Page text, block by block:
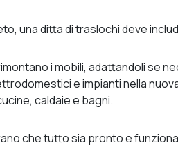
una ditta di traslochi deve
i mobili, adattandoli se
e impianti nella
caldaie e bagni.
che tutto sia pronto e